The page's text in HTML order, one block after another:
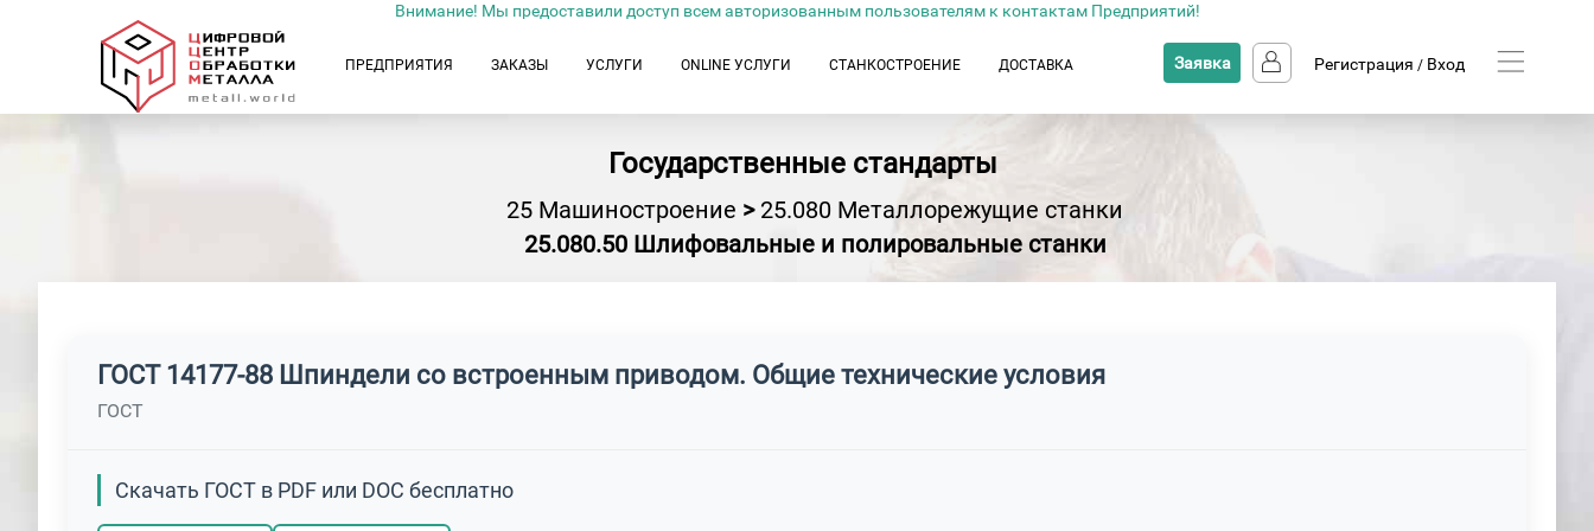
Внимание! Мы предоставили доступ всем авторизованным пользователям к контактам Предприятий!
ПРЕДПРИЯТИЯ ЗАКАЗЫ УСЛУГИ ONLINE УСЛУГИ СТАНКОСТРОЕНИЕ ДОСТАВКА Заявка Регистрация / Вход
Государственные стандарты
25 Машиностроение > 25.080 Металлорежущие станки
25.080.50 Шлифовальные и полировальные станки
ГОСТ 14177-88 Шпиндели со встроенным приводом. Общие технические условия
ГОСТ
Скачать ГОСТ в PDF или DOC бесплатно